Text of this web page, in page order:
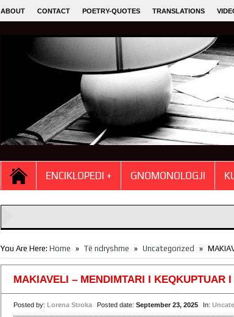
ABOUT CONTACT POETRY-QUOTES TRANSLATIONS
ENCIKLOPEDI + GNOMONOLOGJI
You Are Here: Home » Të ndryshme » Uncategorized »
MAKIAVELI – MENDIMTARI I KEQKUPTUAR
Posted by: Lorena Stroka Posted date: September 23, 2025 In: